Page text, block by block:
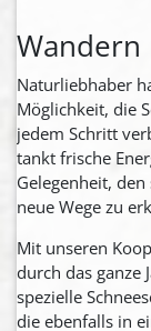
Wandern
Naturliebhaber
Möglichkeit, die
jedem Schritt
tankt frische
Gelegenheit,
neue Wege zu
Mit unseren
durch das ganze
spezielle
die ebenfalls in